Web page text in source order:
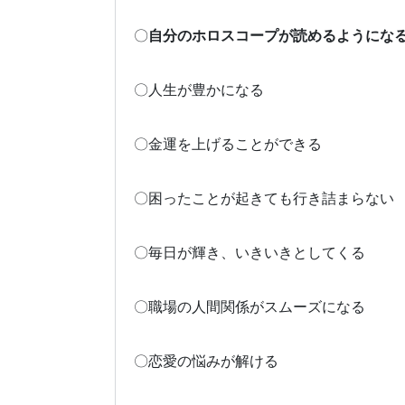
〇自分のホロスコープが読めるようにな
〇人生が豊かになる
〇金運を上げることができる
〇困ったことが起きても行き詰まらない
〇毎日が輝き、いきいきとしてくる
〇職場の人間関係がスムーズになる
〇恋愛の悩みが解ける